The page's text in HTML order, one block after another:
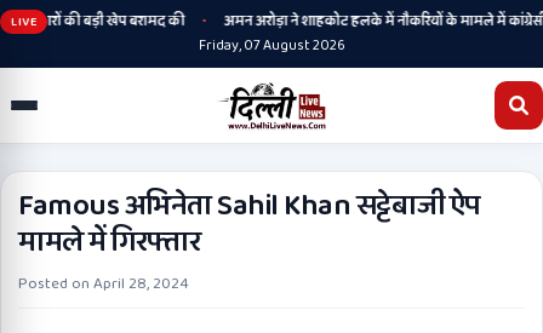
LIVE की बड़ी खेप बरामद की •
अमन अरोड़ा ने शाहकोट हलके में नौकरियों के मामले में कांग्रेसी
Friday, 07 August 2026
Famous अभिनेता Sahil Khan सट्टेबाजी ऐप
मामले में गिरफ्तार
Posted onApril 28, 2024